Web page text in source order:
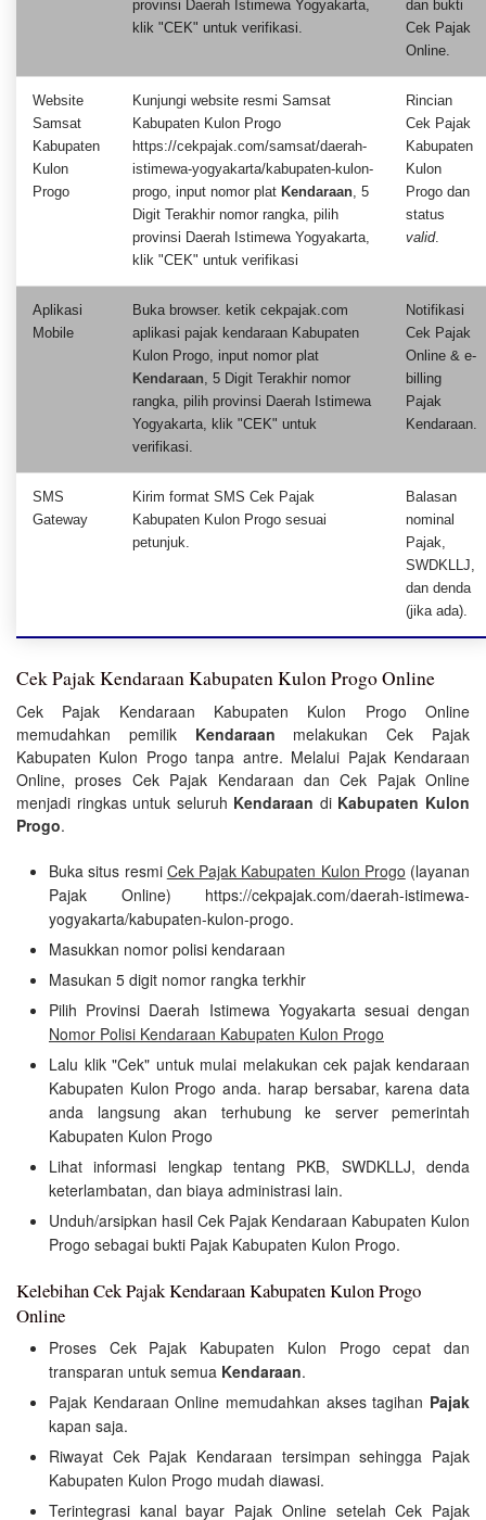
provinsi Daerah Istimewa Yogyakarta,
klik "CEK" untuk verifikasi.
dan bukti
Cek Pajak
Online.
Website
Samsat
Kabupaten
Kulon
Progo
Kunjungi website resmi Samsat
Kabupaten Kulon Progo
https://cekpajak.com/samsat/daerah-
istimewa-yogyakarta/kabupaten-kulon-
progo, input nomor plat Kendaraan, 5
Digit Terakhir nomor rangka, pilih
provinsi Daerah Istimewa Yogyakarta,
klik "CEK" untuk verifikasi
Rincian
Cek Pajak
Kabupaten
Kulon
Progo dan
status
valid.
Aplikasi
Mobile
Buka browser. ketik cekpajak.com
aplikasi pajak kendaraan Kabupaten
Kulon Progo, input nomor plat
Kendaraan, 5 Digit Terakhir nomor
rangka, pilih provinsi Daerah Istimewa
Yogyakarta, klik "CEK" untuk
verifikasi.
Notifikasi
Cek Pajak
Online & e-
billing
Pajak
Kendaraan.
SMS
Gateway
Kirim format SMS Cek Pajak
Kabupaten Kulon Progo sesuai
petunjuk.
Balasan
nominal
Pajak,
SWDKLLJ,
dan denda
(jika ada).
Cek Pajak Kendaraan Kabupaten Kulon Progo Online
Cek Pajak Kendaraan Kabupaten Kulon Progo Online
memudahkan pemilik Kendaraan melakukan Cek Pajak
Kabupaten Kulon Progo tanpa antre. Melalui Pajak Kendaraan
Online, proses Cek Pajak Kendaraan dan Cek Pajak Online
menjadi ringkas untuk seluruh Kendaraan di Kabupaten Kulon
Progo.
Buka situs resmi Cek Pajak Kabupaten Kulon Progo (layanan
Pajak Online) https://cekpajak.com/daerah-istimewa-
yogyakarta/kabupaten-kulon-progo.
Masukkan nomor polisi kendaraan
Masukan 5 digit nomor rangka terkhir
Pilih Provinsi Daerah Istimewa Yogyakarta sesuai dengan
Nomor Polisi Kendaraan Kabupaten Kulon Progo
Lalu klik "Cek" untuk mulai melakukan cek pajak kendaraan
Kabupaten Kulon Progo anda. harap bersabar, karena data
anda langsung akan terhubung ke server pemerintah
Kabupaten Kulon Progo
Lihat informasi lengkap tentang PKB, SWDKLLJ, denda
keterlambatan, dan biaya administrasi lain.
Unduh/arsipkan hasil Cek Pajak Kendaraan Kabupaten Kulon
Progo sebagai bukti Pajak Kabupaten Kulon Progo.
Kelebihan Cek Pajak Kendaraan Kabupaten Kulon Progo
Online
Proses Cek Pajak Kabupaten Kulon Progo cepat dan
transparan untuk semua Kendaraan.
Pajak Kendaraan Online memudahkan akses tagihan Pajak
kapan saja.
Riwayat Cek Pajak Kendaraan tersimpan sehingga Pajak
Kabupaten Kulon Progo mudah diawasi.
Terintegrasi kanal bayar Pajak Online setelah Cek Pajak